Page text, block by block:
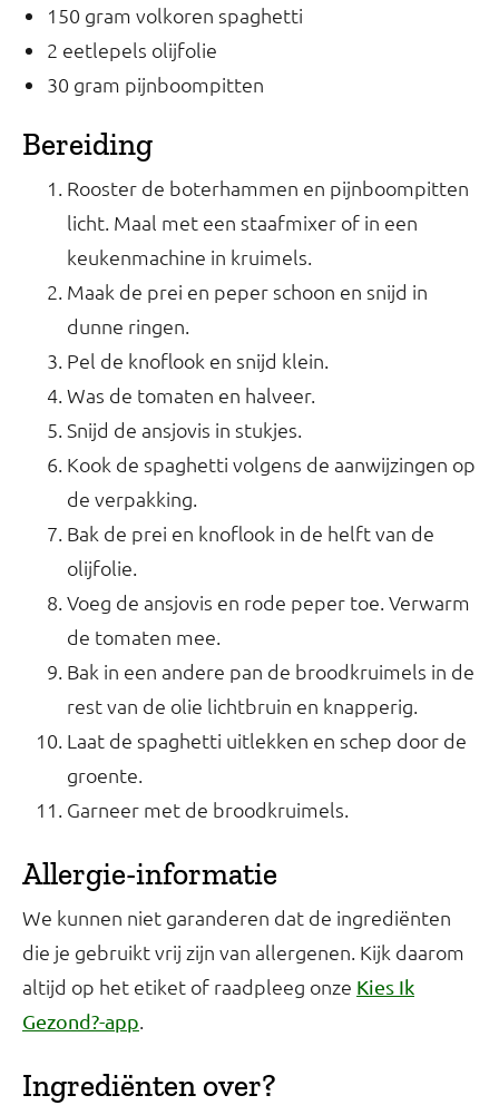
150 gram volkoren spaghetti
2 eetlepels olijfolie
30 gram pijnboompitten
Bereiding
Rooster de boterhammen en pijnboompitten
licht. Maal met een staafmixer of in een
keukenmachine in kruimels.
Maak de prei en peper schoon en snijd in
dunne ringen.
Pel de knoflook en snijd klein.
Was de tomaten en halveer.
Snijd de ansjovis in stukjes.
Kook de spaghetti volgens de aanwijzingen op
de verpakking.
Bak de prei en knoflook in de helft van de
olijfolie.
Voeg de ansjovis en rode peper toe. Verwarm
de tomaten mee.
Bak in een andere pan de broodkruimels in de
rest van de olie lichtbruin en knapperig.
Laat de spaghetti uitlekken en schep door de
groente.
Garneer met de broodkruimels.
Allergie-informatie
We kunnen niet garanderen dat de ingrediënten
die je gebruikt vrij zijn van allergenen. Kijk daarom
altijd op het etiket of raadpleeg onze Kies Ik
Gezond?-app.
Ingrediënten over?